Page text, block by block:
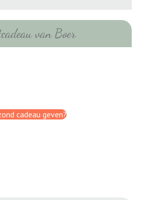
van Boer
cadeau geven?